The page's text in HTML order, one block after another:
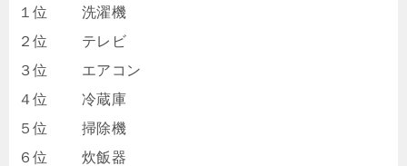
１位 洗濯機
２位 テレビ
３位 エアコン
４位 冷蔵庫
５位 掃除機
６位 炊飯器